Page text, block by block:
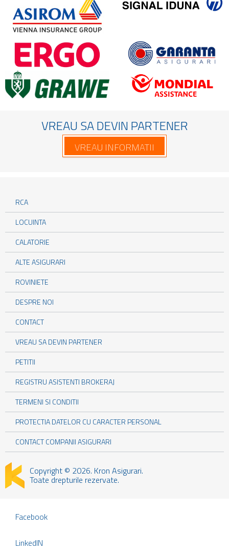
VREAU SA DEVIN PARTENER
VREAU INFORMATII
RCA
LOCUINTA
CALATORIE
ALTE ASIGURARI
ROVINIETE
DESPRE NOI
CONTACT
VREAU SA DEVIN PARTENER
PETITII
REGISTRU ASISTENTI BROKERAJ
TERMENI SI CONDITII
PROTECTIA DATELOR CU CARACTER PERSONAL
CONTACT COMPANII ASIGURARI
Copyright © 2026. Kron Asigurari.
Toate drepturile rezervate.
Facebook
LinkedIN